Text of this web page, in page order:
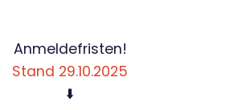
Anmeldefristen!
Stand 29.10.2025
⬇️